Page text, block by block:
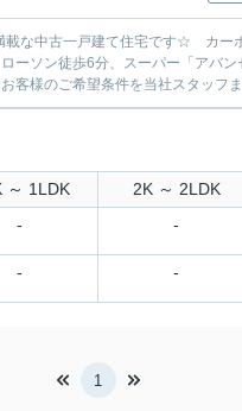
な中古一戸建て住宅です☆ カー
ソン徒歩6分、スーパー「アバン
客様のご希望条件を当社スタッフ
～ 1LDK 2K ～ 2LDK
- -
- -
1